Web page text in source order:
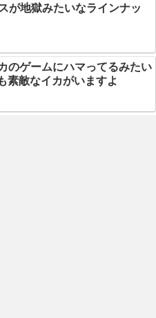
が地獄みたいなラインナッ
のゲームにハマってるみたい
素敵なイカがいますよ